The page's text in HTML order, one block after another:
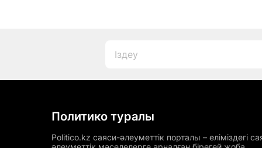
Политико туралы
Politico.kz саяси-әлеуметтік порталы – еліміздегі